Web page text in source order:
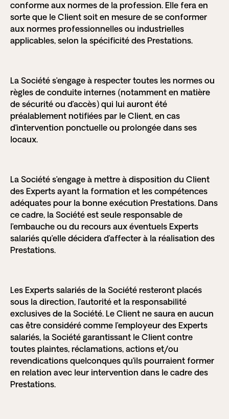
conforme aux normes de la profession. Elle fera en
sorte que le Client soit en mesure de se conformer
aux normes professionnelles ou industrielles
applicables, selon la spécificité des Prestations.
La Société s’engage à respecter toutes les normes ou
règles de conduite internes (notamment en matière
de sécurité ou d’accès) qui lui auront été
préalablement notifiées par le Client, en cas
d’intervention ponctuelle ou prolongée dans ses
locaux.
La Société s’engage à mettre à disposition du Client
des Experts ayant la formation et les compétences
adéquates pour la bonne exécution Prestations. Dans
ce cadre, la Société est seule responsable de
l’embauche ou du recours aux éventuels Experts
salariés qu’elle décidera d’affecter à la réalisation des
Prestations.
Les Experts salariés de la Société resteront placés
sous la direction, l’autorité et la responsabilité
exclusives de la Société. Le Client ne saura en aucun
cas être considéré comme l’employeur des Experts
salariés, la Société garantissant le Client contre
toutes plaintes, réclamations, actions et/ou
revendications quelconques qu’ils pourraient former
en relation avec leur intervention dans le cadre des
Prestations.